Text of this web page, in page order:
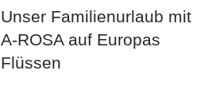
Unser Familienurlaub mit
A-ROSA auf Europas
Flüssen